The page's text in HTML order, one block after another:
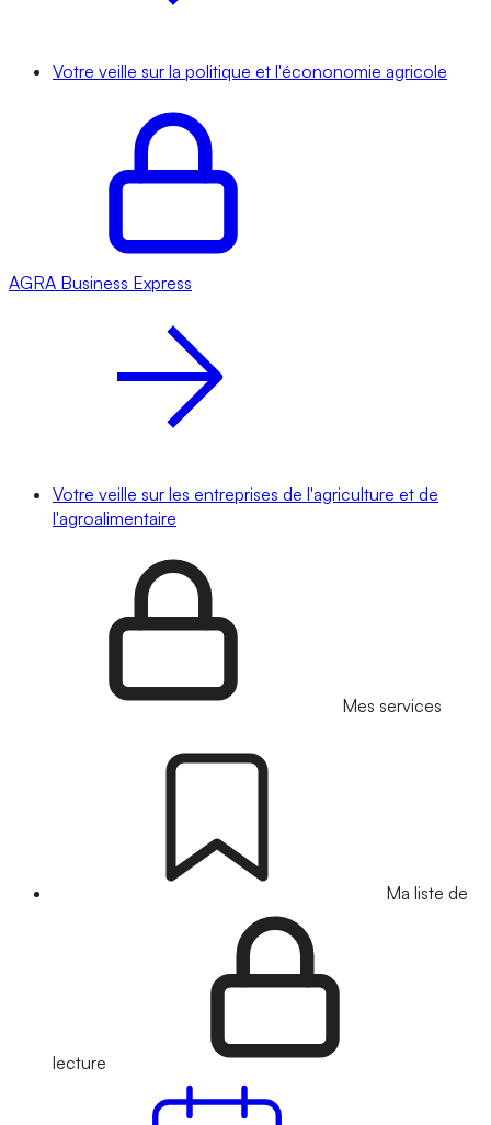
Votre veille sur la politique et l'écononomie agricole
AGRA Business Express
Votre veille sur les entreprises de l'agriculture et de
l'agroalimentaire
Mes services
Ma liste de
lecture